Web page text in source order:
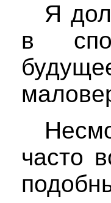
Я
в
часто